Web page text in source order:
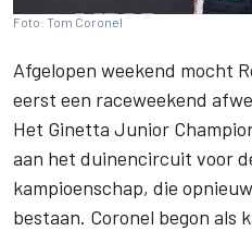
Foto: Tom Coronel
Afgelopen weekend mocht
eerst een raceweekend
Het Ginetta Junior
aan het duinencircuit voor
kampioenschap, die
bestaan. Coronel begon als